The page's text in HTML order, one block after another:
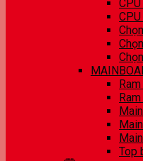
Top